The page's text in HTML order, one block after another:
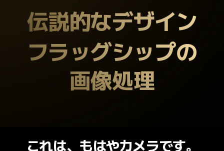
伝説的なデザイン
フラッグシップの
画像処理
これは、もはやカメラです。